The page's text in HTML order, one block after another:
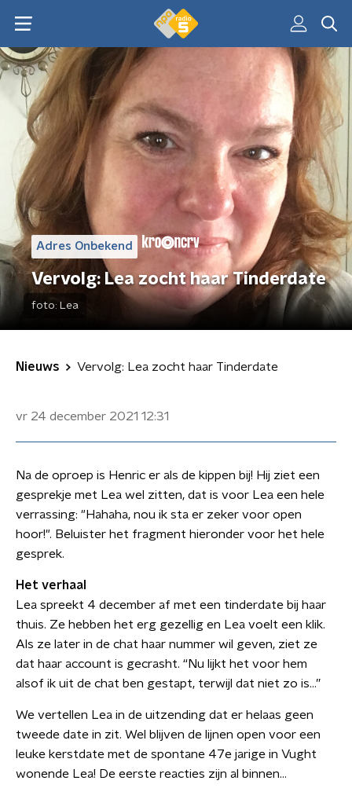
Adres Onbekend
Vervolg: Lea zocht haar Tinderdate
foto: Lea
Nieuws Vervolg: Lea zocht haar Tinderdate
vr 24 december 2021 12:31
Na de oproep is Henric er als de kippen bij! Hij ziet een
gesprekje met Lea wel zitten, dat is voor Lea een hele
verrassing: "Hahaha, nou ik sta er zeker voor open
hoor!". Beluister het fragment hieronder voor het hele
gesprek.
Het verhaal
Lea spreekt 4 december af met een tinderdate bij haar
thuis. Ze hebben het erg gezellig en Lea voelt een klik.
Als ze later in de chat haar nummer wil geven, ziet ze
dat haar account is gecrasht. “Nu lijkt het voor hem
alsof ik uit de chat ben gestapt, terwijl dat niet zo is…”
We vertellen Lea in de uitzending dat er helaas geen
tweede date in zit. Wel blijven de lijnen open voor een
leuke kerstdate met de spontane 47e jarige in Vught
wonende Lea! De eerste reacties zijn al binnen…